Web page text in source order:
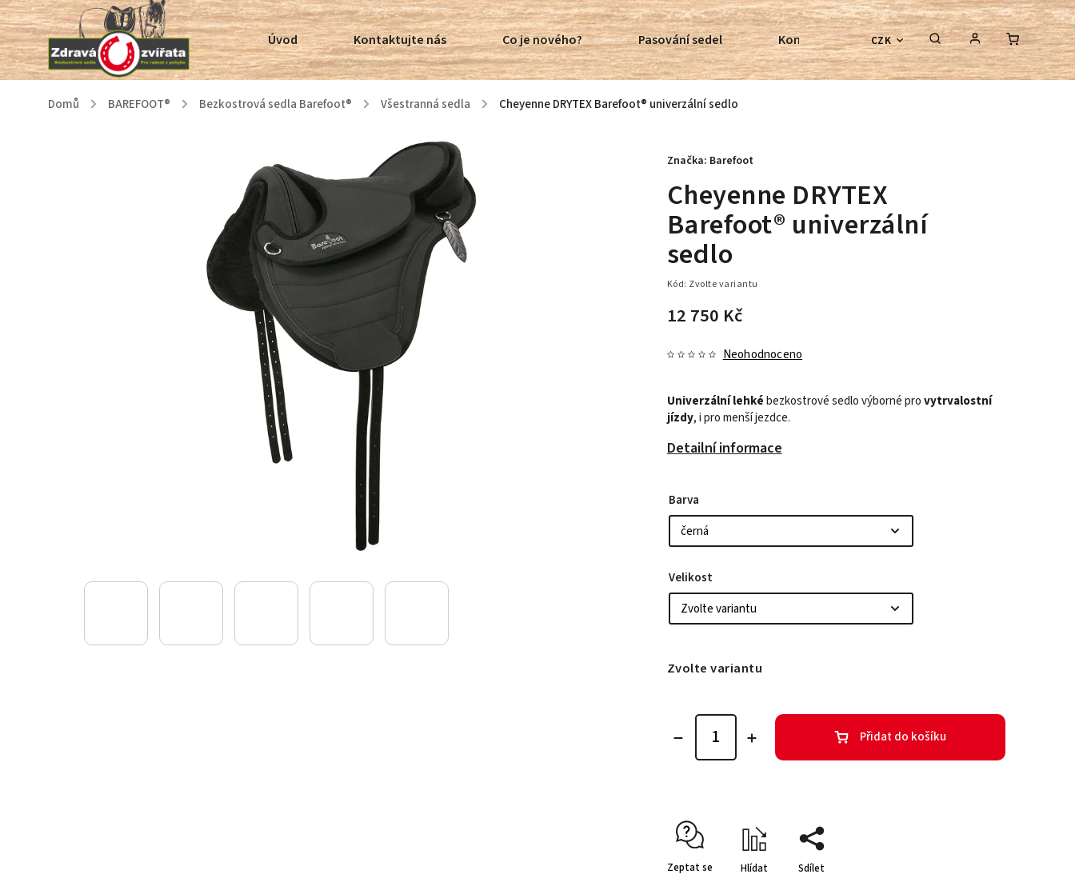
CZK
Úvod Kontaktujte nás Co je nového? Pasování sedel Kontroly bezkostrových sedel Poradenství
Domů / BAREFOOT® / Bezkostrová sedla Barefoot® / Všestranná sedla / Cheyenne DRYTEX Barefoot® univerzální sedlo
Cheyenne DRYTEX
Barefoot® univerzální
sedlo
Kód: Zvolte variantu
12 750 Kč
Neohodnoceno
Univerzální lehkébezkostrové sedlo výborné provytrvalostní
jízdy, i pro menší jezdce.
Detailní informace
Značka: Barefoot
Barva
Velikost
Zvolte variantu
Přidat do košíku
Zeptat se Hlídat Sdílet